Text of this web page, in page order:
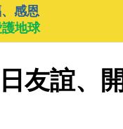
感恩
地球
友誼、開